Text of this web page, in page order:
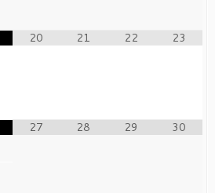
20 21 22 23
27 28 29 30